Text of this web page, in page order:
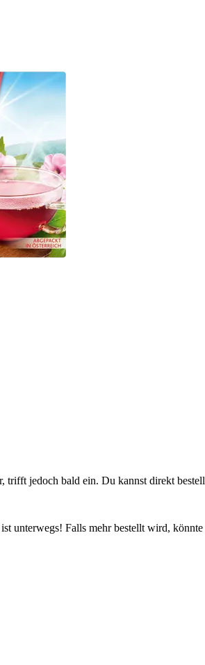
trifft jedoch bald ein. Du kannst direkt
unterwegs! Falls mehr bestellt wird,